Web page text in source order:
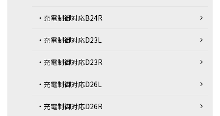
・充電制御対応B24R
・充電制御対応D23L
・充電制御対応D23R
・充電制御対応D26L
・充電制御対応D26R